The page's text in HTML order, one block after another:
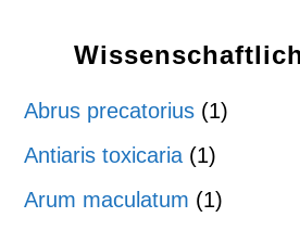
Abrus precatorius (1)
Antiaris toxicaria (1)
Arum maculatum (1)